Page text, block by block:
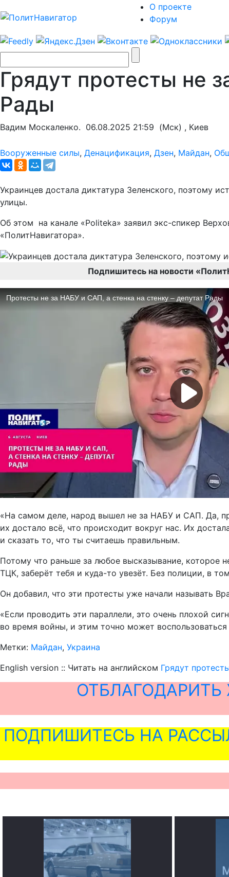
О проекте
Форум
Грядут протесты не
Рады
Вадим Москаленко. 06.08.2025 21:59 (Мск) , Киев
Вооруженные силы, Денацификация, Дзен, Майдан,
Украинцев достала диктатура Зеленского, поэтому
улицы.
Об этом на канале «Politeka» заявил экс-спикер
«ПолитНавигатора».
Подпишитесь на новости
«На самом деле, народ вышел не за НАБУ и САП. Да,
их достало всё, что происходит вокруг нас. Их
и сказать то, что ты считаешь правильным.
Потому что раньше за любое высказывание, которое
ТЦК, заберёт тебя и куда-то увезёт. Без полиции, в
Он добавил, что эти протесты уже начали называть
«Если проводить эти параллели, это очень плохой
во время войны, и этим точно может
Метки: Майдан, Украина
English version :: Читать на английском Грядут
ПОДПИШИТЕСЬ НА